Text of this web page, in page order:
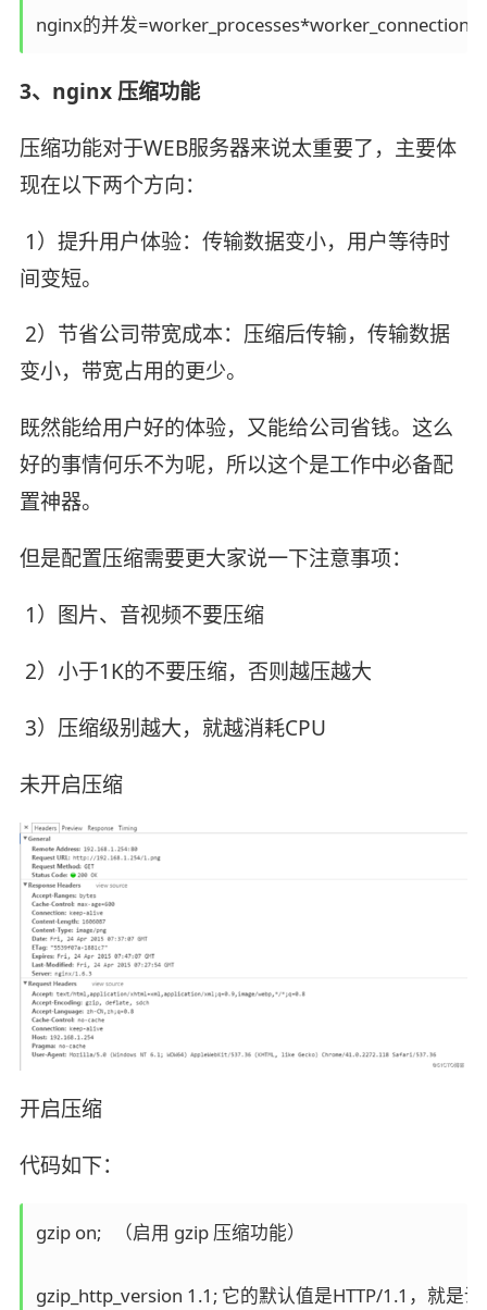
nginx的并发=worker_processes*worker_connections
3、nginx 压缩功能
压缩功能对于WEB服务器来说太重要了，主要体
现在以下两个方向：
​ 1）提升用户体验：传输数据变小，用户等待时
间变短。
​ 2）节省公司带宽成本：压缩后传输，传输数据
变小，带宽占用的更少。
既然能给用户好的体验，又能给公司省钱。这么
好的事情何乐不为呢，所以这个是工作中必备配
置神器。
但是配置压缩需要更大家说一下注意事项：
​ 1）图片、音视频不要压缩
​ 2）小于1K的不要压缩，否则越压越大
​ 3）压缩级别越大，就越消耗CPU
未开启压缩
开启压缩
代码如下：
gzip on;   （启用 gzip 压缩功能）
gzip_http_version 1.1; 它的默认值是HTTP/1.1，就是